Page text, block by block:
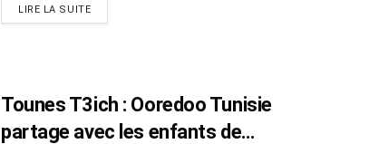
LIRE LA SUITE
Tounes T3ich : Ooredoo Tunisie
partage avec les enfants de